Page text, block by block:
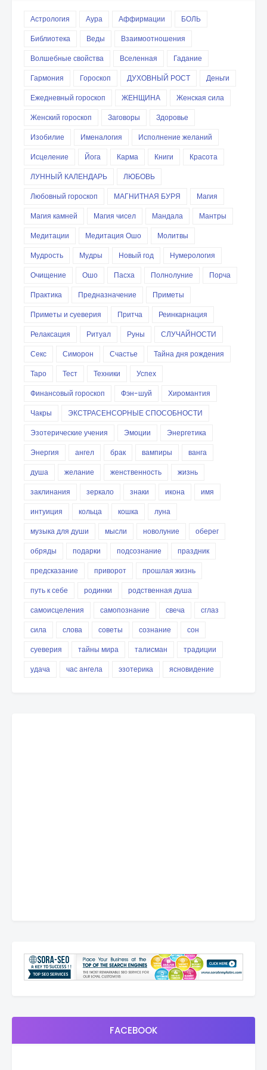
Астрология Аура Аффирмации
БОЛЬ
Библиотека
Веды
Взаимоотношения
Волшебные свойства
Вселенная
Гадание
Гармония
Гороскоп ДУХОВНЫЙ РОСТ
Деньги
Ежедневный гороскоп
ЖЕНЩИНА
Женская сила
Женский гороскоп
Заговоры
Здоровье
Изобилие
Именалогия
Исполнение желаний
Исцеление
Йога Карма Книги
Красота
ЛУННЫЙ КАЛЕНДАРЬ
ЛЮБОВЬ
Любовный гороскоп
МАГНИТНАЯ БУРЯ
Магия
Магия камней
Магия чисел Мандала
Мантры
Медитации
Медитация Ошо
Молитвы
Мудрость
Мудры Новый год
Нумерология
Очищение
Ошо Пасха Полнолуние
Порча
Практика
Предназначение
Приметы
Приметы и суеверия
Притча
Реинкарнация
Релаксация
Ритуал Руны
СЛУЧАЙНОСТИ
Секс
Симорон Счастье
Тайна дня рождения
Таро
Тест Техники
Успех
Финансовый гороскоп
Фэн-шуй
Хиромантия
Чакры
ЭКСТРАСЕНСОРНЫЕ СПОСОБНОСТИ
Эзотерические учения
Эмоции
Энергетика
Энергия
ангел брак вампиры
ванга
душа
желание женственность
жизнь
заклинания
зеркало знаки икона
имя
интуиция
кольца кошка
луна
музыка для души
мысли новолуние
оберег
обряды
подарки подсознание
праздник
предсказание
приворот
прошлая жизнь
путь к себе
родинки
родственная душа
самоисцеления
самопознание свеча
сглаз
сила
слова советы сознание
сон
суеверия
тайны мира талисман
традиции
удача
час ангела эзотерика ясновидение
FACEBOOK